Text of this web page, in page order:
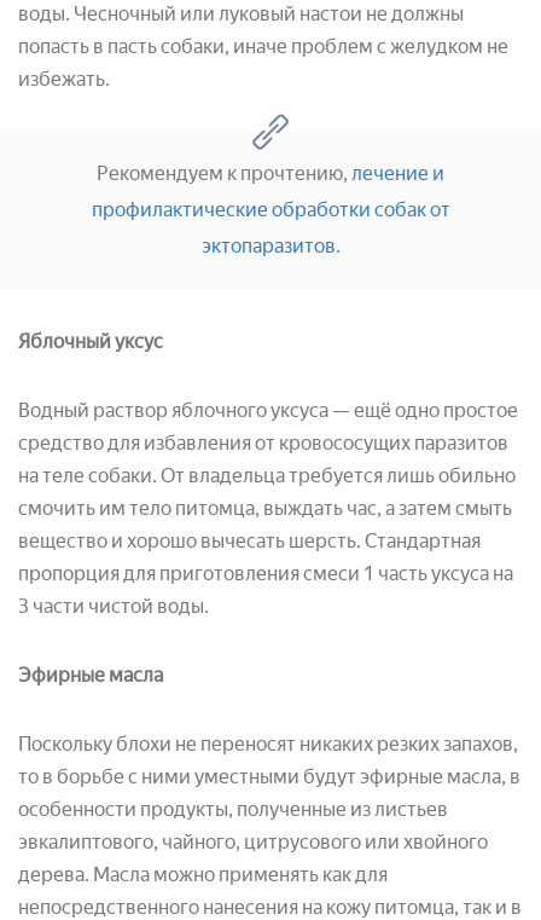
воды. Чесночный или луковый настои не должны
попасть в пасть собаки, иначе проблем с желудком не
избежать.
Рекомендуем к прочтению, лечение и
профилактические обработки собак от
эктопаразитов.
Яблочный уксус
Водный раствор яблочного уксуса — ещё одно простое
средство для избавления от кровососущих паразитов
на теле собаки. От владельца требуется лишь обильно
смочить им тело питомца, выждать час, а затем смыть
вещество и хорошо вычесать шерсть. Стандартная
пропорция для приготовления смеси 1 часть уксуса на
3 части чистой воды.
Эфирные масла
Поскольку блохи не переносят никаких резких запахов,
то в борьбе с ними уместными будут эфирные масла, в
особенности продукты, полученные из листьев
эвкалиптового, чайного, цитрусового или хвойного
дерева. Масла можно применять как для
непосредственного нанесения на кожу питомца, так и в